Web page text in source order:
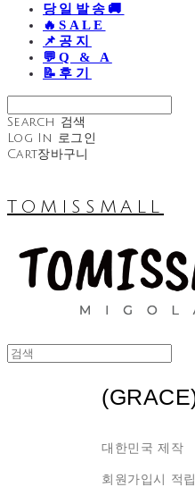
당일발송🚚
🔥SALE
📌공지
💬Q & A
📝후기
Search 검색
Log In
로그인
Cart장바구니
TOMISSMALL
대한민국 제작
회원가입시 적